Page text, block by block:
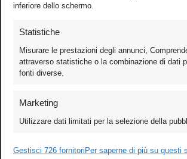
inferiore dello schermo.
Statistiche
Misurare le prestazioni degli annunci,
attraverso statistiche o la combinazione di dati
fonti diverse.
Marketing
Utilizzare dati limitati per la selezione della
Gestisci 726 fornitori Per saperne di più su questi
Games